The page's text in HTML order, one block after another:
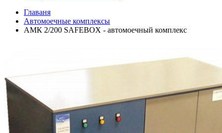
Главаня
Автомоечные комплексы
АМК 2/200 SAFEBOX - автомоечный комплекс